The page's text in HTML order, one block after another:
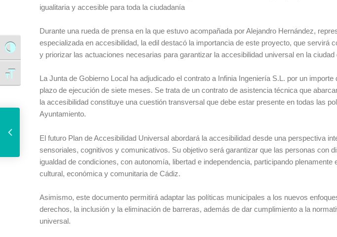
Alternar alto contraste
Alternar tamaño de letra
igualitaria y accesible para toda la ciudadanía
Durante una rueda de prensa en la que estuvo acompañada por Alejandro Hernández,
especializada en accesibilidad, la edil destacó la importancia de este proyecto, que servirá
y priorizar las actuaciones necesarias para garantizar la accesibilidad universal en la
La Junta de Gobierno Local ha adjudicado el contrato a Infinia Ingeniería S.L. por un
plazo de ejecución de siete meses. Se trata de un contrato de asistencia técnica que
la accesibilidad constituye una cuestión transversal que debe estar presente en todas las
Ayuntamiento.
El futuro Plan de Accesibilidad Universal abordará la accesibilidad desde una perspectiva
sensoriales, cognitivos y comunicativos. Su objetivo será garantizar que las personas con
igualdad de condiciones, con autonomía, libertad e independencia, participando
cultural, económica y comunitaria de Cádiz.
Asimismo, este documento permitirá adaptar las políticas municipales a los nuevos
derechos, la inclusión y la eliminación de barreras, además de dar cumplimiento a la
universal.
El Ayuntamiento de Cádiz aprueba la Oferta de Empleo Público de 2026 con 65 nuevas plazas